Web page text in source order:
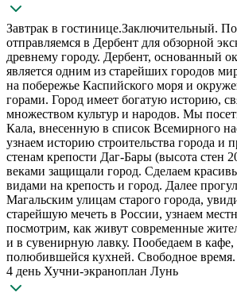
Завтрак в гостинице.Заключительный.
отправляемся в Дербент для обзорной
древнему городу. Дербент, основанный
является одним из старейших городов
на побережье Каспийского моря и
горами. Город имеет богатую историю,
множеством культур и народов. Мы
Кала, внесенную в список Всемирного
узнаем историю строительства города и
стенам крепости Даг-Бары (высота стен
веками защищали город. Сделаем
видами на крепость и город. Далее
Магальским улицам старого города,
старейшую мечеть в России, узнаем
посмотрим, как живут современные
и в сувенирную лавку. Пообедаем в
полюбившейся кухней. Свободное время.
4 день Хучни-экраноплан Лунь